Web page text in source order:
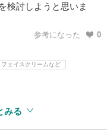
検討しようと思いま
参考になった 0
ェイスクリームなど
みる